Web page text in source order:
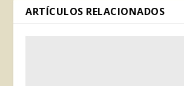
ARTÍCULOS RELACIONADOS